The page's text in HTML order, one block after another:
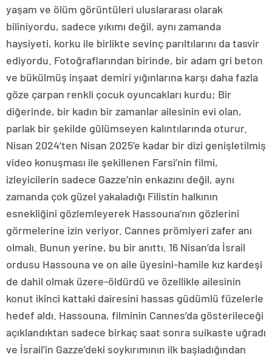
yaşam ve ölüm görüntüleri uluslararası olarak
biliniyordu, sadece yıkımı değil, aynı zamanda
haysiyeti, korku ile birlikte sevinç parıltılarını da tasvir
ediyordu. Fotoğraflarından birinde, bir adam gri beton
ve bükülmüş inşaat demiri yığınlarına karşı daha fazla
göze çarpan renkli çocuk oyuncakları kurdu; Bir
diğerinde, bir kadın bir zamanlar ailesinin evi olan,
parlak bir şekilde gülümseyen kalıntılarında oturur.
Nisan 2024’ten Nisan 2025’e kadar bir dizi genişletilmiş
video konuşması ile şekillenen Farsi’nin filmi,
izleyicilerin sadece Gazze’nin enkazını değil, aynı
zamanda çok güzel yakaladığı Filistin halkının
esnekliğini gözlemleyerek Hassouna’nın gözlerini
görmelerine izin veriyor. Cannes prömiyeri zafer anı
olmalı. Bunun yerine, bu bir anıttı. 16 Nisan’da İsrail
ordusu Hassouna ve on aile üyesini-hamile kız kardeşi
de dahil olmak üzere-öldürdü ve özellikle ailesinin
konut ikinci kattaki dairesini hassas güdümlü füzelerle
hedef aldı. Hassouna, filminin Cannes’da gösterileceği
açıklandıktan sadece birkaç saat sonra suikaste uğradı
ve İsrail’in Gazze’deki soykırımının ilk başladığından